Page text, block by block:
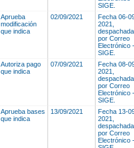
SIGE.
Aprueba
modificación
que indica
02/09/2021
Fecha 06-
2021,
despachada
por Correo
Electrónico -
SIGE.
Autoriza pago
que indica
07/09/2021
Fecha 08-
2021,
despachada
por Correo
Electrónico -
SIGE.
Aprueba bases
que indica
13/09/2021
Fecha 13-
2021,
despachada
por Correo
Electrónico -